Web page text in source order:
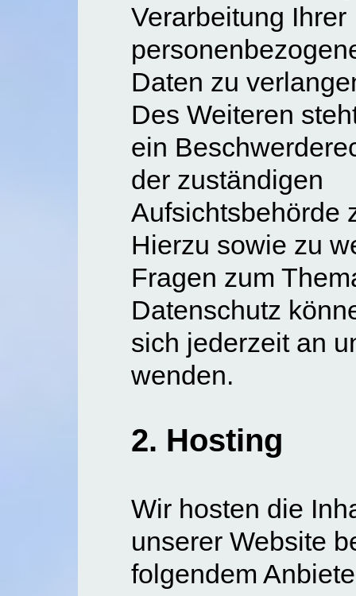
Verarbeitung Ihrer
Daten zu
Des Weiteren
ein
der zuständigen
Aufsichtsbehörde
Hierzu sowie zu
Fragen zum
Datenschutz
sich jederzeit an
wenden.
2. Hosting
Wir hosten die
unserer Website
folgendem